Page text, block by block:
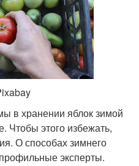
в хранении яблок зимой
Чтобы этого избежать,
О способах зимнего
эксперты.